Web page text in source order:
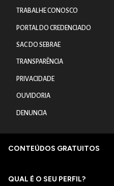
TRABALHE CONOSCO
PORTAL DO CREDENCIADO
SAC DO SEBRAE
TRANSPARÊNCIA
PRIVACIDADE
OUVIDORIA
DENUNCIA
CONTEÚDOS GRATUITOS
QUAL É O SEU PERFIL?